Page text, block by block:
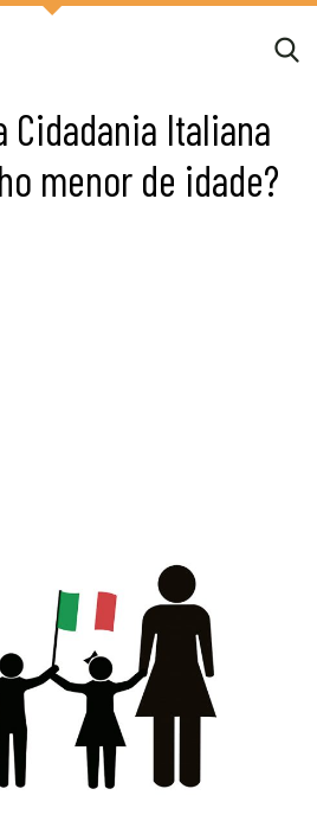
Cidadania Italiana
menor de idade?